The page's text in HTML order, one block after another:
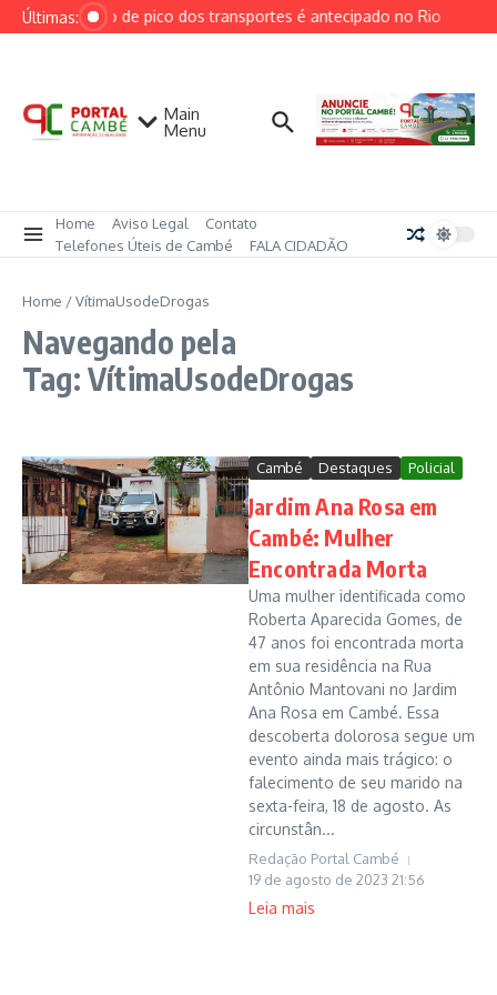
Ir para o conteúdo
Últimas:Horário de pico dos transportes é antecipado no Rio devido
Main
Menu
Home Aviso Legal
Contato
Telefones Úteis de Cambé
FALA CIDADÃO
Home /VítimaUsodeDrogas
Navegando pela
Tag: VítimaUsodeDrogas
Cambé Destaques Policial
Jardim Ana Rosa em
Cambé: Mulher
Encontrada Morta
Uma mulher identificada como
Roberta Aparecida Gomes, de
47 anos foi encontrada morta
em sua residência na Rua
Antônio Mantovani no Jardim
Ana Rosa em Cambé. Essa
descoberta dolorosa segue um
evento ainda mais trágico: o
falecimento de seu marido na
sexta-feira, 18 de agosto. As
circunstân...
Redação Portal Cambé
19 de agosto de 2023 21:56
Leia mais